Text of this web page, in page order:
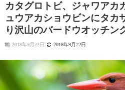
カタグロトビ、ジャワアカ
ュウアカショウビンにタカ
り沢山のバードウオッチン
2018年9月22日 2018年9月22日